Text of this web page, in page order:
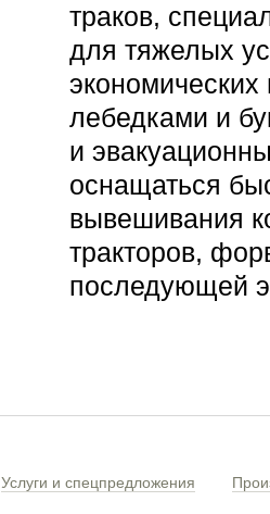
траков,
для тяжелых
лебедками и
и
оснащаться
вывешивания
тракторов,
последующей
Услуги и спецпредложения